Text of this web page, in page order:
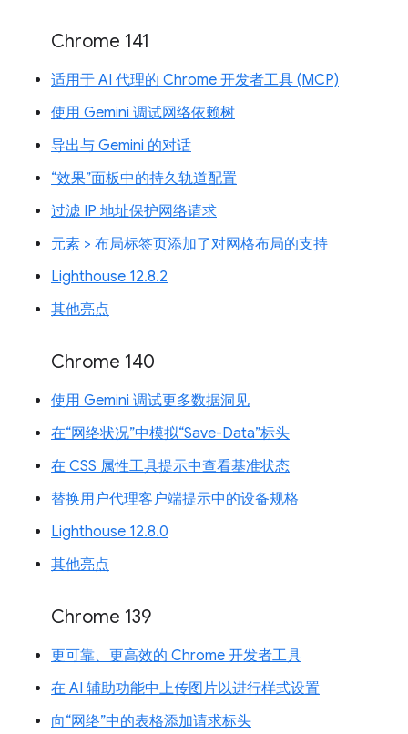
Chrome 141
适用于 AI 代理的 Chrome 开发者工具 (MCP)
使用 Gemini 调试网络依赖树
导出与 Gemini 的对话
“效果”面板中的持久轨道配置
过滤 IP 地址保护网络请求
元素 > 布局标签页添加了对网格布局的支持
Lighthouse 12.8.2
其他亮点
Chrome 140
使用 Gemini 调试更多数据洞见
在“网络状况”中模拟“Save-Data”标头
在 CSS 属性工具提示中查看基准状态
替换用户代理客户端提示中的设备规格
Lighthouse 12.8.0
其他亮点
Chrome 139
更可靠、更高效的 Chrome 开发者工具
在 AI 辅助功能中上传图片以进行样式设置
向“网络”中的表格添加请求标头